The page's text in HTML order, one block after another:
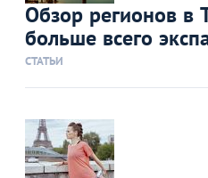
Обзор регионов в
больше всего
СТАТЬИ